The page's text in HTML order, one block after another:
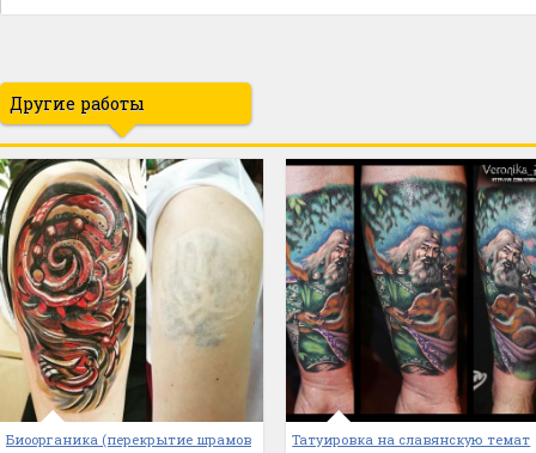
Другие работы
Биоорганика (перекрытие шрамов Татуировка на славянскую темат